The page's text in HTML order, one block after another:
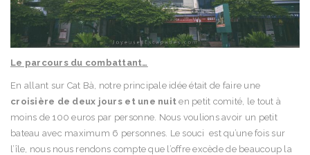
Le parcours du combattant…
En allant sur Cat Bà, notre principale idée était de faire une
croisière de deux jours et une nuit en petit comité, le tout à
moins de 100 euros par personne. Nous voulions avoir un petit
bateau avec maximum 6 personnes. Le souci est qu’une fois sur
l’île, nous nous rendons compte que l’offre excède de beaucoup la